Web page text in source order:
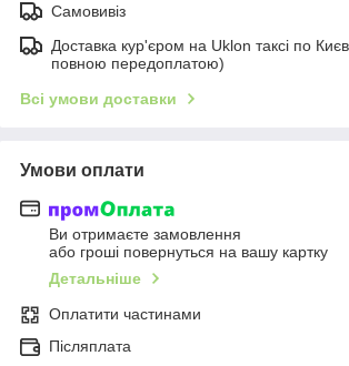
Самовивіз
Доставка кур'єром на Uklon таксі по
повною передоплатою)
Всі умови доставки
Умови оплати
Ви отримаєте замовлення
або гроші повернуться на вашу картку
Детальніше
Оплатити частинами
Післяплата